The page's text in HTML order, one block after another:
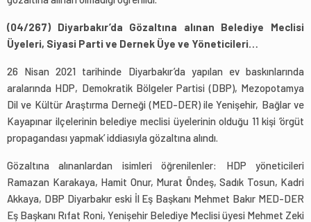
(04/267) Diyarbakır’da Gözaltına alınan Belediye Meclisi
Üyeleri, Siyasi Parti ve Dernek Üye ve Yöneticileri…
26 Nisan 2021 tarihinde Diyarbakır’da yapılan ev baskınlarında
aralarında HDP, Demokratik Bölgeler Partisi (DBP), Mezopotamya
Dil ve Kültür Araştırma Derneği (MED-DER) ile Yenişehir, Bağlar ve
Kayapınar ilçelerinin belediye meclisi üyelerinin olduğu 11 kişi ‘örgüt
propagandası yapmak’ iddiasıyla gözaltına alındı.
Gözaltına alınanlardan isimleri öğrenilenler: HDP yöneticileri
Ramazan Karakaya, Hamit Onur, Murat Öndeş, Sadık Tosun, Kadri
Akkaya, DBP Diyarbakır eski İl Eş Başkanı Mehmet Bakır MED-DER
Eş Başkanı Rıfat Roni, Yenişehir Belediye Meclisi üyesi Mehmet Zeki